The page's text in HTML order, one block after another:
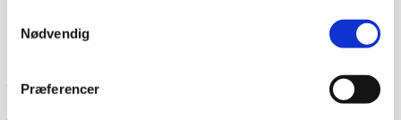
Nødvendig
Præferencer
kan du enten
vælge at hente varen selv på vores lager i Ikast eller du
tjekke varen på pallen for eventuelle skader før du skriver